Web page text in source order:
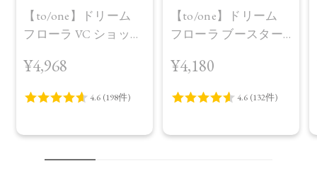
【to/one】ドリーム
フローラ VC ショット
¥4,968
【to/one】ドリーム
フローラ ブースター
＞
¥4,180